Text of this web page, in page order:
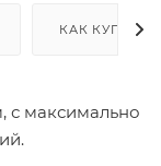
КАК КУПИТЬ
с максимально